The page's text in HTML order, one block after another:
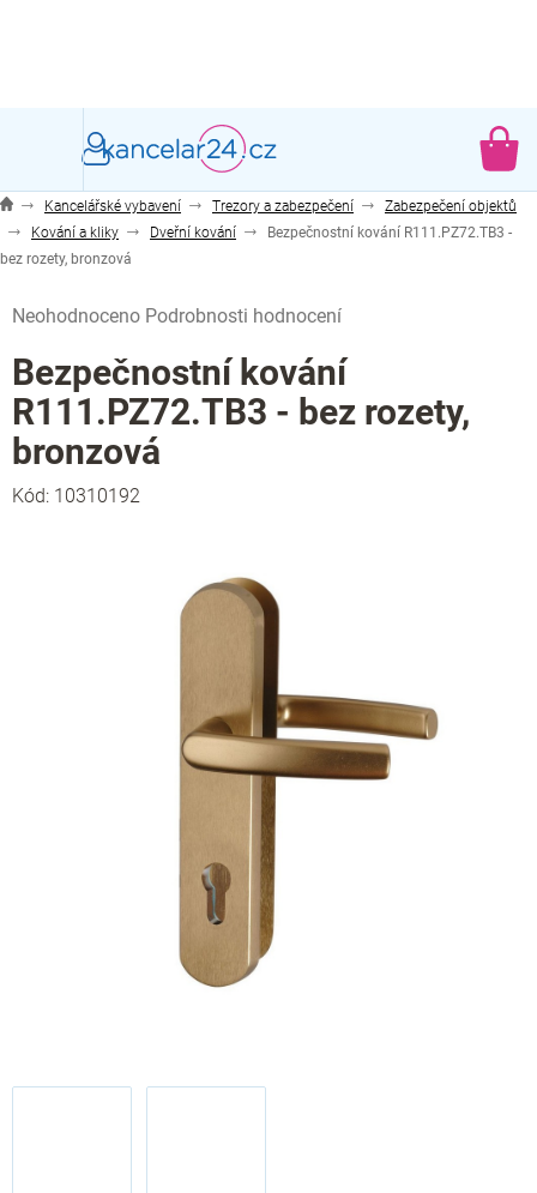
Kancelářské vybavení Trezory a zabezpečení
Zabezpečení objektů
Kování a kliky
Dveřní kování
Bezpečnostní kování R111.PZ72.TB3 -
bez rozety, bronzová
hodnocení
produktu
je
0,0
z
5
hvězdiček.
Neohodnoceno Podrobnosti hodnocení
Bezpečnostní kování
R111.PZ72.TB3 - bez rozety,
bronzová
Kód: 10310192